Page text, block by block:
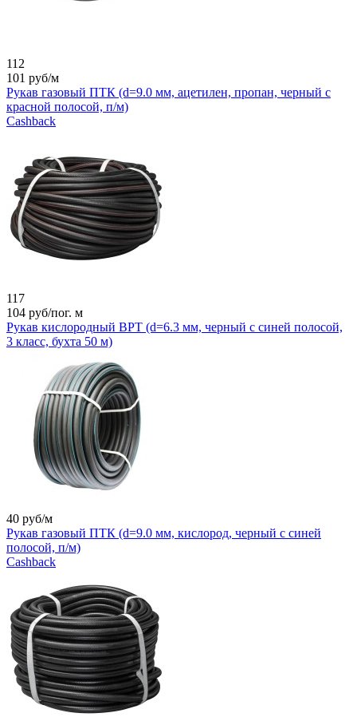
112
101 руб/м
Рукав газовый ПТК (d=9.0 мм, ацетилен, пропан, черный с
красной полосой, п/м)
Cashback
117
104 руб/пог. м
Рукав кислородный ВРТ (d=6.3 мм, черный с синей полосой,
3 класс, бухта 50 м)
40 руб/м
Рукав газовый ПТК (d=9.0 мм, кислород, черный с синей
полосой, п/м)
Cashback